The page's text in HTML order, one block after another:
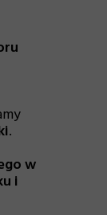
.
w
i